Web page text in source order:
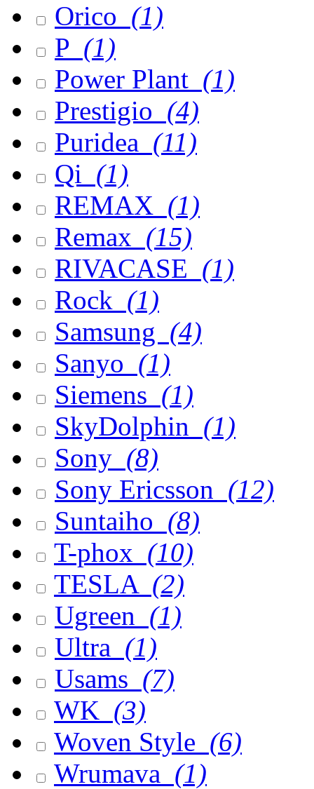
Orico (1)
P (1)
Power Plant (1)
Prestigio (4)
Puridea (11)
Qi (1)
REMAX (1)
Remax (15)
RIVACASE (1)
Rock (1)
Samsung (4)
Sanyo (1)
Siemens (1)
SkyDolphin (1)
Sony (8)
Sony Ericsson (12)
Suntaiho (8)
T-phox (10)
TESLA (2)
Ugreen (1)
Ultra (1)
Usams (7)
WK (3)
Woven Style (6)
Wrumava (1)